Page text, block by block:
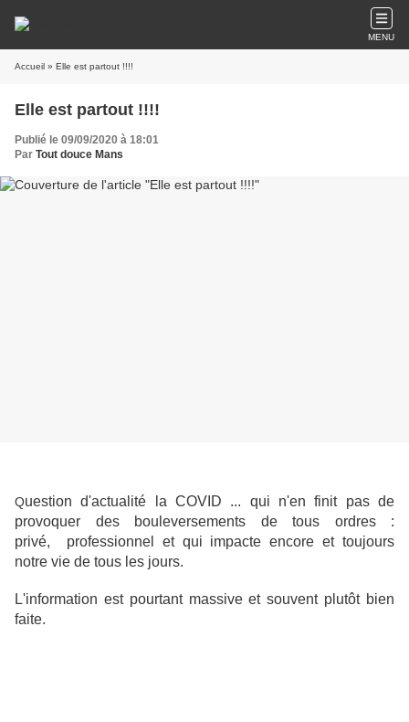
MENU
Accueil » Elle est partout !!!!
Elle est partout !!!!
Publié le 09/09/2020 à 18:01
Par Tout douce Mans
Question d'actualité la COVID ... qui n'en finit pas de
provoquer des bouleversements de tous ordres :
privé, professionnel et qui impacte encore et toujours
notre vie de tous les jours.
L'information est pourtant massive et souvent plutôt bien
faite.